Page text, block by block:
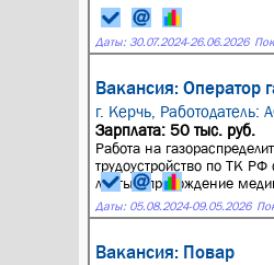
Даты: 30.07.2024-26.06.2026
Вакансия: Оператор
г. Керчь, Работодатель:
Зарплата: 50 тыс. руб.
Работа на
трудоустройство по ТК
листы); прохождение
Даты: 05.08.2024-09.05.2026
Вакансия: Повар